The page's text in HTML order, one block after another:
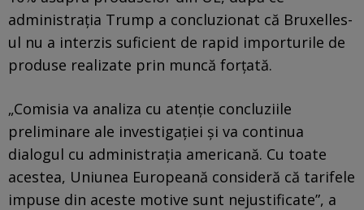
administrația Trump a concluzionat că Bruxelles-
ul nu a interzis suficient de rapid importurile de
produse realizate prin muncă forțată.
„Comisia va analiza cu atenție concluziile
preliminare ale investigației și va continua
dialogul cu administrația americană. Cu toate
acestea, Uniunea Europeană consideră că tarifele
impuse din aceste motive sunt nejustificate”, a